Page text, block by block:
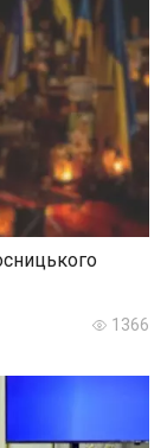
1366